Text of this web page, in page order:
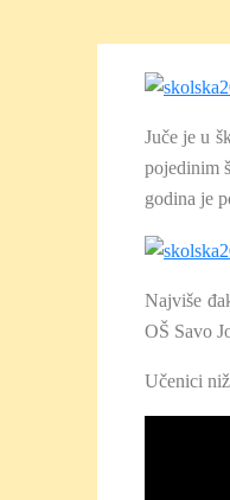
Juče je u
pojedinim
godina je
Najviše
OŠ Savo
Učenici